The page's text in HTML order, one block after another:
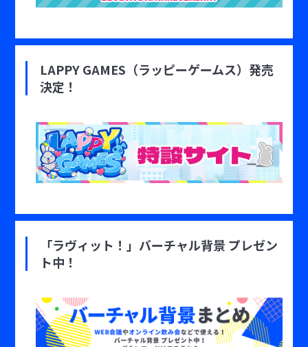
LAPPY GAMES（ラッピーゲームス）発売
決定！
「ラヴィット！」バーチャル背景 プレゼン
ト中！